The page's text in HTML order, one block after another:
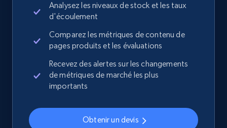
Analysez les niveaux de stock et les taux
d'écoulement
Comparez les métriques de contenu de
pages produits et les évaluations
Recevez des alertes sur les changements
de métriques de marché les plus
importants
Obtenir un devis